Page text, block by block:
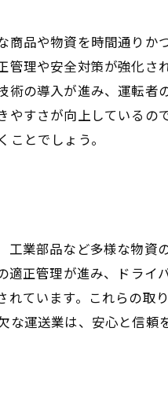
品や物資を時間通りか
理や安全対策が強化さ
術の導入が進み、運転者
すさが向上しているの
とでしょう。
業部品など多様な物資
正管理が進み、ドライ
ています。これらの取
な運送業は、安心と信頼